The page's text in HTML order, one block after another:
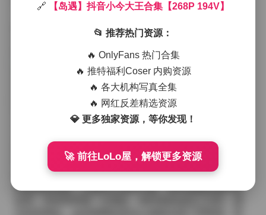
空间里回荡得很轻。她时而坐在老式木椅上，手中捧着
廓被拉得很长，像是一幅静止的油画。我注意到她的发
丝在光线中偶尔会夹杂几缕金色的高光，那是发丝与光
线的微妙互动，而不是后期加上的特效。
服装上的搭配很有层次感，外套选用了驼色的大衣，内
搭则是那件淡蓝色针织衫，下身配了一条修身的黑色阔
腿裤，鞋子是一双简约的白色小皮鞋。这样的组合既保
持了日常的舒适感，又在视觉上制造出一定的对比感，
使得整体看起来不至于单调，却也不失自然。每一次她
影效果，我在取景框里反复观察，试图找到那个最能体
现她气质的瞬间。
拍摄过程中，我并没有过多指导她的表情或动作，更多
的是保持安静，让她自己找到节奏。有时候她会低声笑
🔗
【岛遇】抖音小今大王合集【268P 194V】
📂 推荐热门资源：
🔥 OnlyFans 热门合集
🔥 推特福利Coser 内购资源
🔥 各大机构写真全集
🔥 网红反差精选资源
💎 更多独家资源，等你发现！
🚀 前往LoLo屋，解锁更多资源